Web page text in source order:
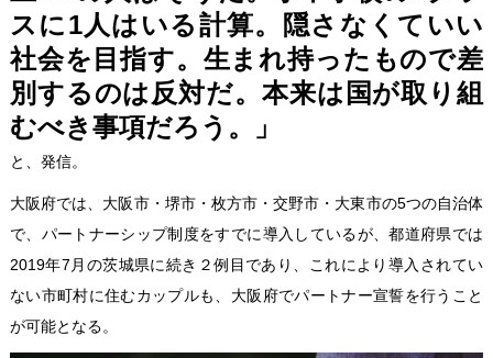
スに1人はいる計算。隠さなくていい
社会を目指す。生まれ持ったもので差
別するのは反対だ。本来は国が取り組
むべき事項だろう。」
と、発信。
大阪府では、大阪市・堺市・枚方市・交野市・大東市の5つの自治体
で、パートナーシップ制度をすでに導入しているが、都道府県では
2019年7月の茨城県に続き２例目であり、これにより導入されてい
ない市町村に住むカップルも、大阪府でパートナー宣誓を行うこと
が可能となる。